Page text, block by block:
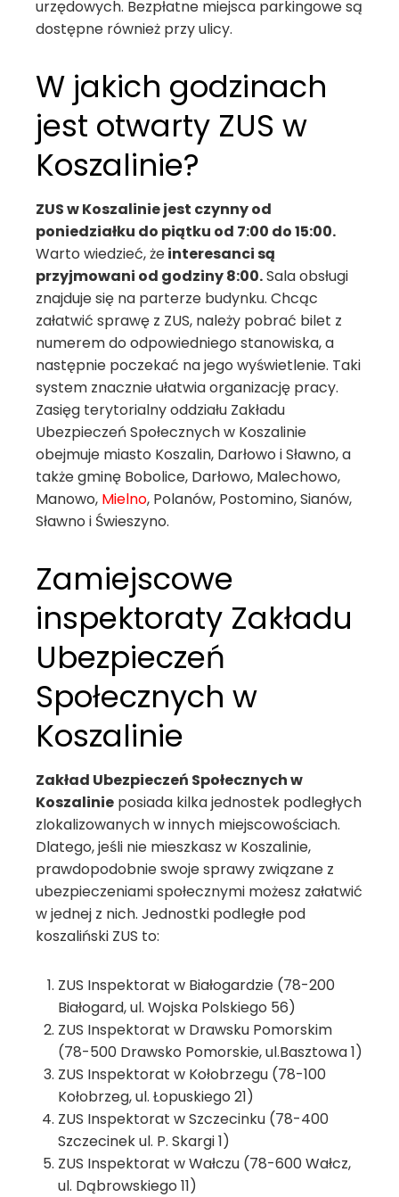
urzędowych. Bezpłatne miejsca parkingowe są
dostępne również przy ulicy.
W jakich godzinach
jest otwarty ZUS w
Koszalinie?
ZUS w Koszalinie jest czynny od
poniedziałku do piątku od 7:00 do 15:00.
Warto wiedzieć, żeinteresanci są
przyjmowani od godziny 8:00.Sala obsługi
znajduje się na parterze budynku. Chcąc
załatwić sprawę z ZUS, należy pobrać bilet z
numerem do odpowiedniego stanowiska, a
następnie poczekać na jego wyświetlenie. Taki
system znacznie ułatwia organizację pracy.
Zasięg terytorialny oddziału Zakładu
Ubezpieczeń Społecznych w Koszalinie
obejmuje miasto Koszalin, Darłowo i Sławno, a
także gminę Bobolice, Darłowo, Malechowo,
Manowo, Mielno, Polanów, Postomino, Sianów,
Sławno i Świeszyno.
Zamiejscowe
inspektoraty Zakładu
Ubezpieczeń
Społecznych w
Koszalinie
Zakład Ubezpieczeń Społecznych w
Koszalinie posiada kilka jednostek podległych
zlokalizowanych w innych miejscowościach.
Dlatego, jeśli nie mieszkasz w Koszalinie,
prawdopodobnie swoje sprawy związane z
ubezpieczeniami społecznymi możesz załatwić
w jednej z nich. Jednostki podległe pod
koszaliński ZUS to:
ZUS Inspektorat w Białogardzie (78-200
Białogard, ul. Wojska Polskiego 56)
ZUS Inspektorat w Drawsku Pomorskim
(78-500 Drawsko Pomorskie, ul.Basztowa 1)
ZUS Inspektorat w Kołobrzegu (78-100
Kołobrzeg, ul. Łopuskiego 21)
ZUS Inspektorat w Szczecinku (78-400
Szczecinek ul. P. Skargi 1)
ZUS Inspektorat w Wałczu (78-600 Wałcz,
ul. Dąbrowskiego 11)